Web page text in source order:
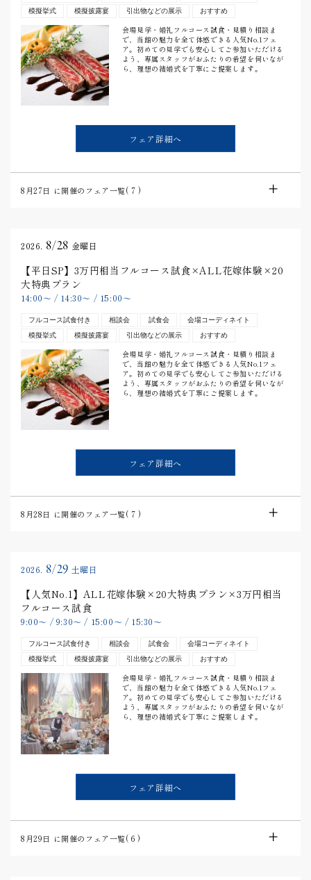
模擬挙式
模擬披露宴 引出物などの展示 おすすめ
会場見学・婚礼フルコース試食・見積り相談ま
で、当館の魅力を全て体感できる人気No.1フェ
ア。初めての見学でも安心してご参加いただける
よう、専属スタッフがおふたりの希望を伺いなが
ら、理想の結婚式を丁寧にご提案します。
フェア詳細へ
8月27日 に開催のフェア一覧(7 )
2026. 8/28 金曜日
【平日SP】3万円相当フルコース試食×ALL花嫁体験×20
大特典プラン
14:00〜 / 14:30〜 / 15:00〜
フルコース試食付き 相談会 試食会
会場コーディネイト
模擬挙式
模擬披露宴 引出物などの展示 おすすめ
会場見学・婚礼フルコース試食・見積り相談ま
で、当館の魅力を全て体感できる人気No.1フェ
ア。初めての見学でも安心してご参加いただける
よう、専属スタッフがおふたりの希望を伺いなが
ら、理想の結婚式を丁寧にご提案します。
フェア詳細へ
8月28日 に開催のフェア一覧(7 )
2026. 8/29 土曜日
【人気No.1】ALL花嫁体験×20大特典プラン×3万円相当
フルコース試食
9:00〜 / 9:30〜/ 15:00〜 / 15:30〜
フルコース試食付き 相談会 試食会
会場コーディネイト
模擬挙式
模擬披露宴 引出物などの展示 おすすめ
会場見学・婚礼フルコース試食・見積り相談ま
で、当館の魅力を全て体感できる人気No.1フェ
ア。初めての見学でも安心してご参加いただける
よう、専属スタッフがおふたりの希望を伺いなが
ら、理想の結婚式を丁寧にご提案します。
フェア詳細へ
8月29日 に開催のフェア一覧(6 )